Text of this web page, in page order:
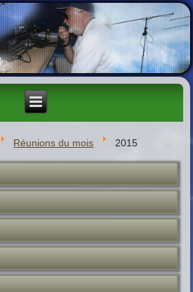
Réunions du mois 2015